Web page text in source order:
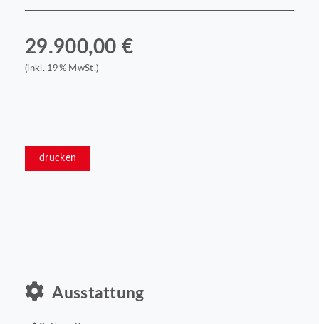
29.900,00 €
(inkl. 19% MwSt.)
drucken
Ausstattung